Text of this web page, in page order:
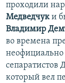
проходили
Медведчуки
Владимир
во времена
неофициально
сепаратистов
который вел